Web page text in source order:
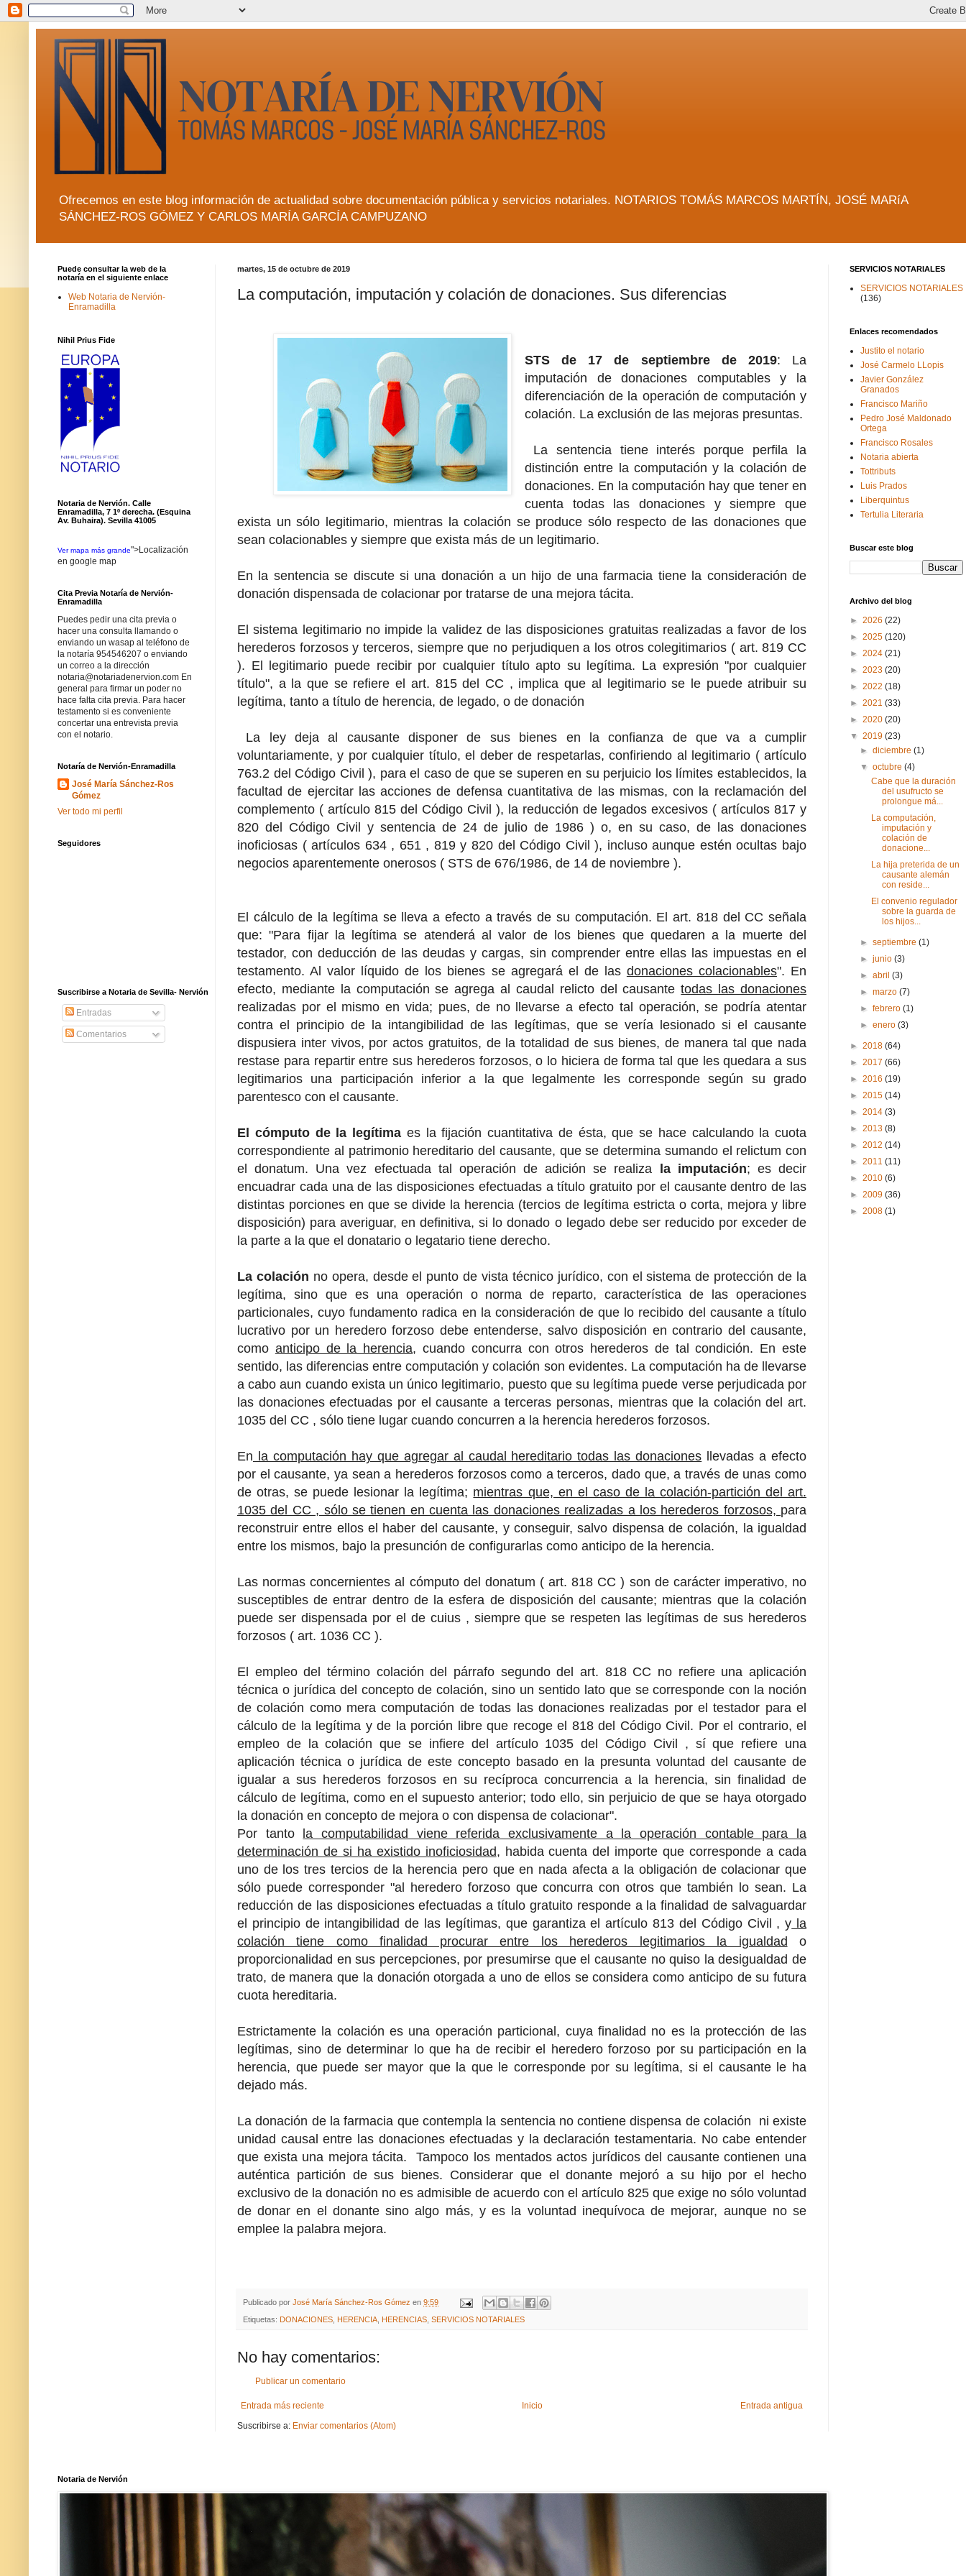
Ofrecemos en este blog información de actualidad sobre documentación pública y servicios notariales. NOTARIOS TOMÁS MARCOS MARTÍN, JOSÉ MARíA
SÁNCHEZ-ROS GÓMEZ Y CARLOS MARÍA GARCÍA CAMPUZANO
martes, 15 de octubre de 2019
La computación, imputación y colación de donaciones. Sus diferencias
STS de 17 de septiembre de 2019: La
imputación de donaciones computables y la
diferenciación de la operación de computación y
colación. La exclusión de las mejoras presuntas.
La sentencia tiene interés porque perfila la
distinción entre la computación y la colación de
donaciones. En la computación hay que tener en
cuenta todas las donaciones y siempre que
exista un sólo legitimario, mientras la colación se produce sólo respecto de las donaciones que
sean colacionables y siempre que exista más de un legitimario.
En la sentencia se discute si una donación a un hijo de una farmacia tiene la consideración de
donación dispensada de colacionar por tratarse de una mejora tácita.
El sistema legitimario no impide la validez de las disposiciones gratuitas realizadas a favor de los
herederos forzosos y terceros, siempre que no perjudiquen a los otros colegitimarios ( art. 819 CC
). El legitimario puede recibir por cualquier título apto su legítima. La expresión "por cualquier
título", a la que se refiere el art. 815 del CC , implica que al legitimario se le puede atribuir su
legítima, tanto a título de herencia, de legado, o de donación
La ley deja al causante disponer de sus bienes en la confianza de que va a cumplir
voluntariamente, y por cualquier título, el deber de respetarlas, confiriendo al legitimario ( artículo
763.2 del Código Civil ), para el caso de que se superen en su perjuicio los límites establecidos, la
facultad de ejercitar las acciones de defensa cuantitativa de las mismas, con la reclamación del
complemento ( artículo 815 del Código Civil ), la reducción de legados excesivos ( artículos 817 y
820 del Código Civil y sentencia de 24 de julio de 1986 ) o, en su caso, de las donaciones
inoficiosas ( artículos 634 , 651 , 819 y 820 del Código Civil ), incluso aunque estén ocultas bajo
negocios aparentemente onerosos ( STS de 676/1986, de 14 de noviembre ).
El cálculo de la legítima se lleva a efecto a través de su computación. El art. 818 del CC señala
que: "Para fijar la legítima se atenderá al valor de los bienes que quedaren a la muerte del
testador, con deducción de las deudas y cargas, sin comprender entre ellas las impuestas en el
testamento. Al valor líquido de los bienes se agregará el de las donaciones colacionables". En
efecto, mediante la computación se agrega al caudal relicto del causantetodas las donaciones
realizadas por el mismo en vida; pues, de no llevarse a efecto tal operación, se podría atentar
contra el principio de la intangibilidad de las legítimas, que se vería lesionado si el causante
dispusiera inter vivos, por actos gratuitos, de la totalidad de sus bienes, de manera tal que nada
restase para repartir entre sus herederos forzosos, o lo hiciera de forma tal que les quedara a sus
legitimarios una participación inferior a la que legalmente les corresponde según su grado
parentesco con el causante.
El cómputo de la legítima es la fijación cuantitativa de ésta, que se hace calculando la cuota
correspondiente al patrimonio hereditario del causante, que se determina sumando el relictum con
el donatum. Una vez efectuada tal operación de adición se realiza
la imputación; es decir
encuadrar cada una de las disposiciones efectuadas a título gratuito por el causante dentro de las
distintas porciones en que se divide la herencia (tercios de legítima estricta o corta, mejora y libre
disposición) para averiguar, en definitiva, si lo donado o legado debe ser reducido por exceder de
la parte a la que el donatario o legatario tiene derecho.
La colación no opera, desde el punto de vista técnico jurídico, con el sistema de protección de la
legítima, sino que es una operación o norma de reparto, característica de las operaciones
particionales, cuyo fundamento radica en la consideración de que lo recibido del causante a título
lucrativo por un heredero forzoso debe entenderse, salvo disposición en contrario del causante,
como anticipo de la herencia, cuando concurra con otros herederos de tal condición. En este
sentido, las diferencias entre computación y colación son evidentes. La computación ha de llevarse
a cabo aun cuando exista un único legitimario, puesto que su legítima puede verse perjudicada por
las donaciones efectuadas por el causante a terceras personas, mientras que la colación del art.
1035 del CC , sólo tiene lugar cuando concurren a la herencia herederos forzosos.
En la computación hay que agregar al caudal hereditario todas las donaciones llevadas a efecto
por el causante, ya sean a herederos forzosos como a terceros, dado que, a través de unas como
de otras, se puede lesionar la legítima; mientras que, en el caso de la colación-partición del art.
1035 del CC , sólo se tienen en cuenta las donaciones realizadas a los herederos forzosos, para
reconstruir entre ellos el haber del causante, y conseguir, salvo dispensa de colación, la igualdad
entre los mismos, bajo la presunción de configurarlas como anticipo de la herencia.
Las normas concernientes al cómputo del donatum ( art. 818 CC ) son de carácter imperativo, no
susceptibles de entrar dentro de la esfera de disposición del causante; mientras que la colación
puede ser dispensada por el de cuius , siempre que se respeten las legítimas de sus herederos
forzosos ( art. 1036 CC ).
El empleo del término colación del párrafo segundo del art. 818 CC no refiere una aplicación
técnica o jurídica del concepto de colación, sino un sentido lato que se corresponde con la noción
de colación como mera computación de todas las donaciones realizadas por el testador para el
cálculo de la legítima y de la porción libre que recoge el 818 del Código Civil. Por el contrario, el
empleo de la colación que se infiere del artículo 1035 del Código Civil , sí que refiere una
aplicación técnica o jurídica de este concepto basado en la presunta voluntad del causante de
igualar a sus herederos forzosos en su recíproca concurrencia a la herencia, sin finalidad de
cálculo de legítima, como en el supuesto anterior; todo ello, sin perjuicio de que se haya otorgado
la donación en concepto de mejora o con dispensa de colacionar".
Por tanto
la computabilidad viene referida exclusivamente a la operación contable para la
determinación de si ha existido inoficiosidad, habida cuenta del importe que corresponde a cada
uno de los tres tercios de la herencia pero que en nada afecta a la obligación de colacionar que
sólo puede corresponder "al heredero forzoso que concurra con otros que también lo sean. La
reducción de las disposiciones efectuadas a título gratuito responde a la finalidad de salvaguardar
el principio de intangibilidad de las legítimas, que garantiza el artículo 813 del Código Civil , y la
colación tiene como finalidad procurar entre los herederos legitimarios la igualdad o
proporcionalidad en sus percepciones, por presumirse que el causante no quiso la desigualdad de
trato, de manera que la donación otorgada a uno de ellos se considera como anticipo de su futura
cuota hereditaria.
Estrictamente la colación es una operación particional, cuya finalidad no es la protección de las
legítimas, sino de determinar lo que ha de recibir el heredero forzoso por su participación en la
herencia, que puede ser mayor que la que le corresponde por su legítima, si el causante le ha
dejado más.
La donación de la farmacia que contempla la sentencia no contiene dispensa de colación ni existe
unidad causal entre las donaciones efectuadas y la declaración testamentaria. No cabe entender
que exista una mejora tácita. Tampoco los mentados actos jurídicos del causante contienen una
auténtica partición de sus bienes. Considerar que el donante mejoró a su hijo por el hecho
exclusivo de la donación no es admisible de acuerdo con el artículo 825 que exige no sólo voluntad
de donar en el donante sino algo más, y es la voluntad inequívoca de mejorar, aunque no se
emplee la palabra mejora.
Publicado por José María Sánchez-Ros Gómez en 9:59
Etiquetas: DONACIONES, HERENCIA, HERENCIAS, SERVICIOS NOTARIALES
No hay comentarios:
Publicar un comentario
Entrada más reciente Entrada antigua
Inicio
Suscribirse a: Enviar comentarios (Atom)
Puede consultar la web de la
notaría en el siguiente enlace
Web Notaria de Nervión-
Enramadilla
Nihil Prius Fide
Notaria de Nervión. Calle
Enramadilla, 7 1º derecha. (Esquina
Av. Buhaira). Sevilla 41005
Ver mapa más grande">Localización
en google map
Cita Previa Notaría de Nervión-
Enramadilla
Puedes pedir una cita previa o
hacer una consulta llamando o
enviando un wasap al teléfono de
la notaría 954546207 o enviando
un correo a la dirección
notaria@notariadenervion.com En
general para firmar un poder no
hace falta cita previa. Para hacer
testamento si es conveniente
concertar una entrevista previa
con el notario.
Notaría de Nervión-Enramadilla
José María Sánchez-Ros
Gómez
Ver todo mi perfil
Seguidores
Suscribirse a Notaria de Sevilla- Nervión
Entradas
Comentarios
SERVICIOS NOTARIALES
SERVICIOS NOTARIALES
(136)
Enlaces recomendados
Justito el notario
José Carmelo LLopis
Javier González
Granados
Francisco Mariño
Pedro José Maldonado
Ortega
Francisco Rosales
Notaria abierta
Tottributs
Luis Prados
Liberquintus
Tertulia Literaria
Buscar este blog
Archivo del blog
► 2026 (22)
► 2025 (120)
► 2024 (21)
► 2023 (20)
► 2022 (18)
► 2021 (33)
► 2020 (20)
▼ 2019 (23)
►diciembre(1)
▼octubre(4)
Cabe que la duración
del usufructo se
prolongue má...
La computación,
imputación y
colación de
donacione...
La hija preterida de un
causante alemán
con reside...
El convenio regulador
sobre la guarda de
los hijos...
►septiembre(1)
►junio(3)
►abril(3)
►marzo(7)
►febrero(1)
►enero(3)
► 2018 (64)
► 2017 (66)
► 2016 (19)
► 2015 (14)
► 2014 (3)
► 2013 (8)
► 2012 (14)
► 2011 (11)
► 2010 (6)
► 2009 (36)
► 2008 (1)
Notaria de Nervión